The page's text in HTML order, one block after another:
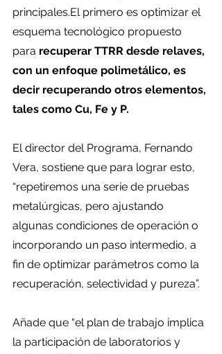
principales.El primero es optimizar el
esquema tecnológico propuesto
para recuperar TTRR desde relaves,
con un enfoque polimetálico, es
decir recuperando otros elementos,
tales como Cu, Fe y P.
El director del Programa, Fernando
Vera, sostiene que para lograr esto,
“repetiremos una serie de pruebas
metalúrgicas, pero ajustando
algunas condiciones de operación o
incorporando un paso intermedio, a
fin de optimizar parámetros como la
recuperación, selectividad y pureza”.
Añade que “el plan de trabajo implica
la participación de laboratorios y